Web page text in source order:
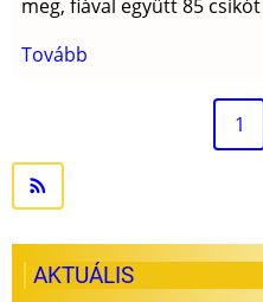
meg, fiával együtt 85
Tovább
1
AKTUÁLIS